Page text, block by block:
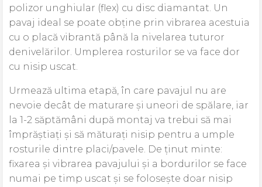
polizor unghiular (flex) cu disc diamantat. Un
pavaj ideal se poate obține prin vibrarea acestuia
cu o placă vibrantă până la nivelarea tuturor
denivelărilor. Umplerea rosturilor se va face dor
cu nisip uscat.
Urmează ultima etapă, în care pavajul nu are
nevoie decât de maturare și uneori de spălare, iar
la 1-2 săptămâni după montaj va trebui să mai
împrăștiați și să măturați nisip pentru a umple
rosturile dintre placi/pavele. De ținut minte:
fixarea și vibrarea pavajului și a bordurilor se face
numai pe timp uscat și se folosește doar nisip